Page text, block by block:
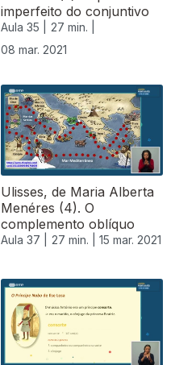
imperfeito do conjuntivo
Aula 35 |
27 min. |
08 mar. 2021
Ulisses, de Maria Alberta
Menéres (4). O
complemento oblíquo
Aula 37 | 27 min. | 15 mar. 2021